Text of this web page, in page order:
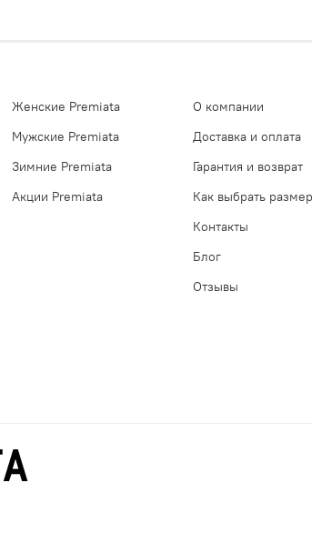
Женские Premiata
Мужские Premiata
Зимние Premiata
Акции Premiata
О компании
Доставка и оплата
Гарантия и возврат
Как выбрать размер
Контакты
Блог
Отзывы